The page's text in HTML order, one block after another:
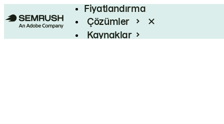
Fiyatlandırma
Çözümler
Kaynaklar